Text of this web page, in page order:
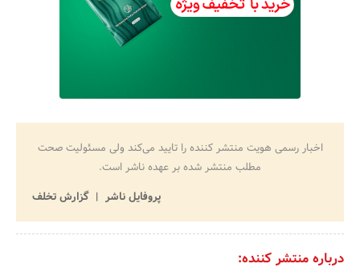
اخبار رسمی هویت منتشر کننده را تایید می‌کند ولی مسئولیت صحت
مطلب منتشر شده بر عهده ناشر است.
پروفایل ناشر
گزارش تخلف
درباره منتشر کننده: